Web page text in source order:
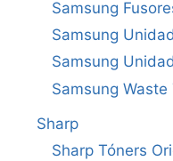
Samsung
Samsung
Samsung
Samsung
Sharp
Sharp Tóners